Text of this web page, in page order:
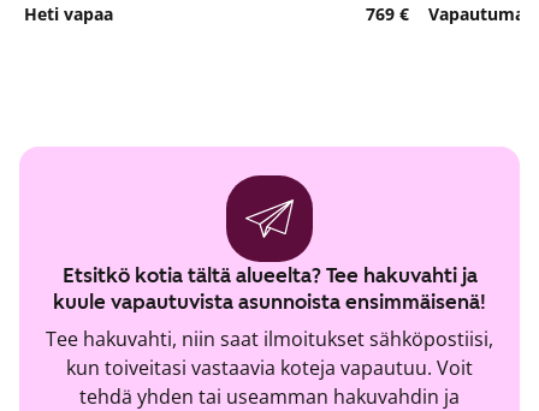
Heti vapaa 769 €
Etsitkö kotia tältä alueelta? Tee hakuvahti ja
kuule vapautuvista asunnoista ensimmäisenä!
Tee hakuvahti, niin saat ilmoitukset sähköpostiisi,
kun toiveitasi vastaavia koteja vapautuu. Voit
tehdä yhden tai useamman hakuvahdin ja